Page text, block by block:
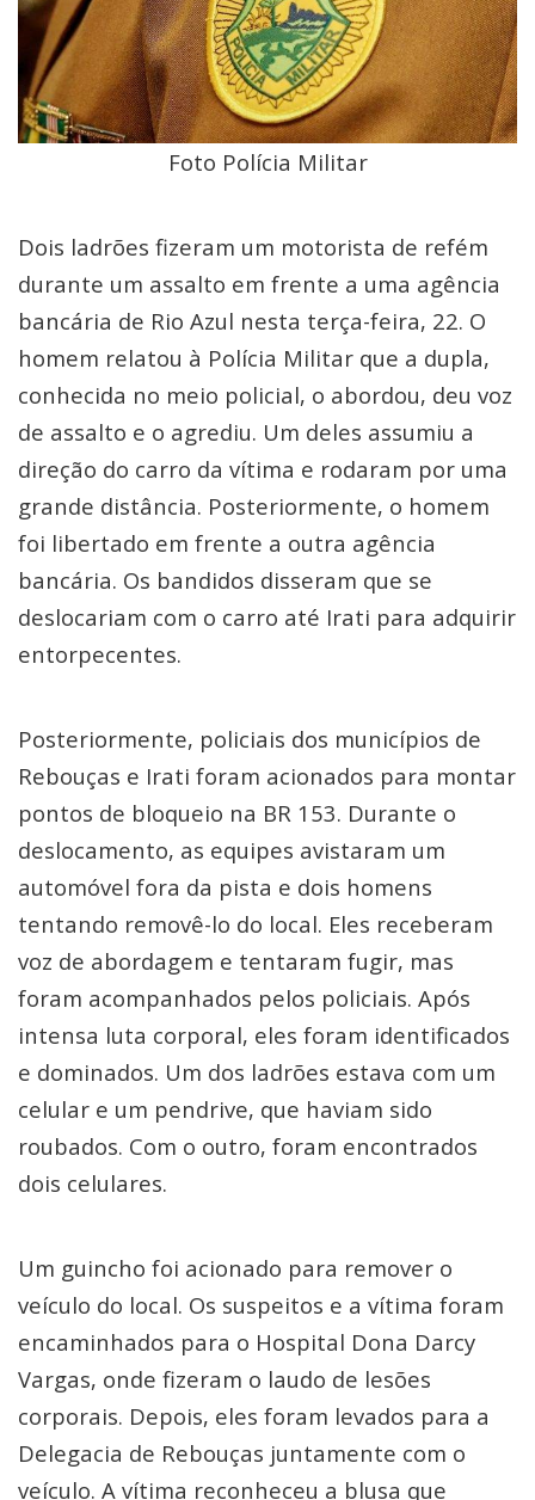
Foto Polícia Militar
Dois ladrões fizeram um motorista de refém
durante um assalto em frente a uma agência
bancária de Rio Azul nesta terça-feira, 22. O
homem relatou à Polícia Militar que a dupla,
conhecida no meio policial, o abordou, deu voz
de assalto e o agrediu. Um deles assumiu a
direção do carro da vítima e rodaram por uma
grande distância. Posteriormente, o homem
foi libertado em frente a outra agência
bancária. Os bandidos disseram que se
deslocariam com o carro até Irati para adquirir
entorpecentes.
Posteriormente, policiais dos municípios de
Rebouças e Irati foram acionados para montar
pontos de bloqueio na BR 153. Durante o
deslocamento, as equipes avistaram um
automóvel fora da pista e dois homens
tentando removê-lo do local. Eles receberam
voz de abordagem e tentaram fugir, mas
foram acompanhados pelos policiais. Após
intensa luta corporal, eles foram identificados
e dominados. Um dos ladrões estava com um
celular e um pendrive, que haviam sido
roubados. Com o outro, foram encontrados
dois celulares.
Um guincho foi acionado para remover o
veículo do local. Os suspeitos e a vítima foram
encaminhados para o Hospital Dona Darcy
Vargas, onde fizeram o laudo de lesões
corporais. Depois, eles foram levados para a
Delegacia de Rebouças juntamente com o
veículo. A vítima reconheceu a blusa que